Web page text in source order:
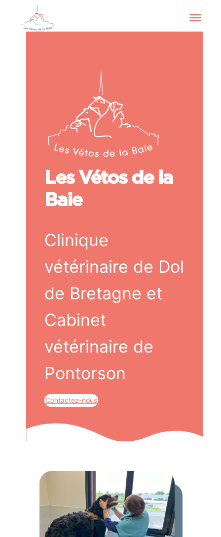
Les Vétos de la
Baie
Clinique
vétérinaire de Dol
de Bretagne et
Cabinet
vétérinaire de
Pontorson
Contactez-nous